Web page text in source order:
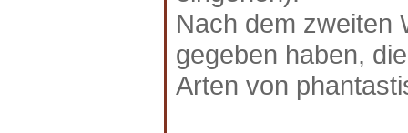
Nach dem zweiten
gegeben haben,
Arten von